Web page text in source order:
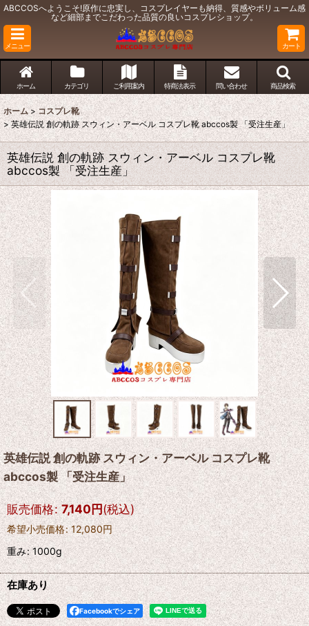
ABCCOSへようこそ!原作に忠実し、コスプレイヤーも納得、質感やボリューム感
など細部までこだわった品質の良いコスプレショップ。
メニュー カート
ホーム カテゴリ ご利用案内 特商法表示 問い合わせ 商品検索
ホーム > コスプレ靴
> 英雄伝説 創の軌跡 スウィン・アーベル コスプレ靴 abccos製 「受注生産」
英雄伝説 創の軌跡 スウィン・アーベル コスプレ靴
abccos製 「受注生産」
英雄伝説 創の軌跡 スウィン・アーベル コスプレ靴
abccos製 「受注生産」
販売価格: 7,140円(税込)
希望小売価格: 12,080円
重み:1000g
在庫あり
Facebookでシェア